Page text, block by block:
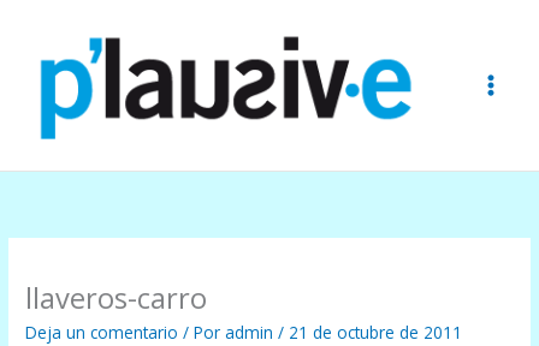
contenido
llaveros-carro
Deja un comentario / Poradmin/ 21 de octubre de 2011